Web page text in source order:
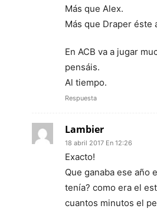
Más que Alex.
Más que Draper éste
En ACB va a jugar
pensáis.
Al tiempo.
Respuesta
Lambier
18 abril 2017 En 12:26
Exacto!
Que ganaba ese año
tenía? como era el
cuantos minutos el